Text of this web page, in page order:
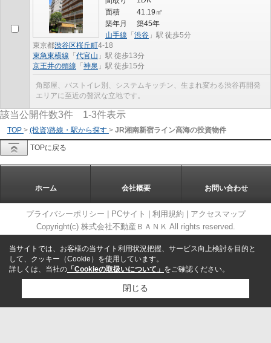
面積
41.19㎡
築年月
築45年
東京都渋谷区桜丘町4-18
山手線 「 渋谷 」駅 徒歩5分
東急東横線 「 代官山 」駅 徒歩13分
京王井の頭線 「 神泉 」駅 徒歩15分
角部屋、バストイレ別、システムキッチン、生まれ変わる渋谷再開発
エリアに至近の贅沢な立地です。
該当公開件数3件 1-3件表示
TOP > (投資)路線・駅から探す > JR湘南新宿ライン高海の投資物件
TOPに戻る
ホーム 会社概要 お問い合わせ
プライバシーポリシー PCサイト 利用規約
アクセスマップ
Copyright(c) 株式会社不動産ＢＡＮＫ All rights reserved.
当サイトでは、お客様の当サイト利用状況把握、サービス向上検討を目的と
して、クッキー（Cookie）を使用しています。
詳しくは、当社の 「Cookieの取扱いについて」 をご確認ください。
閉じる